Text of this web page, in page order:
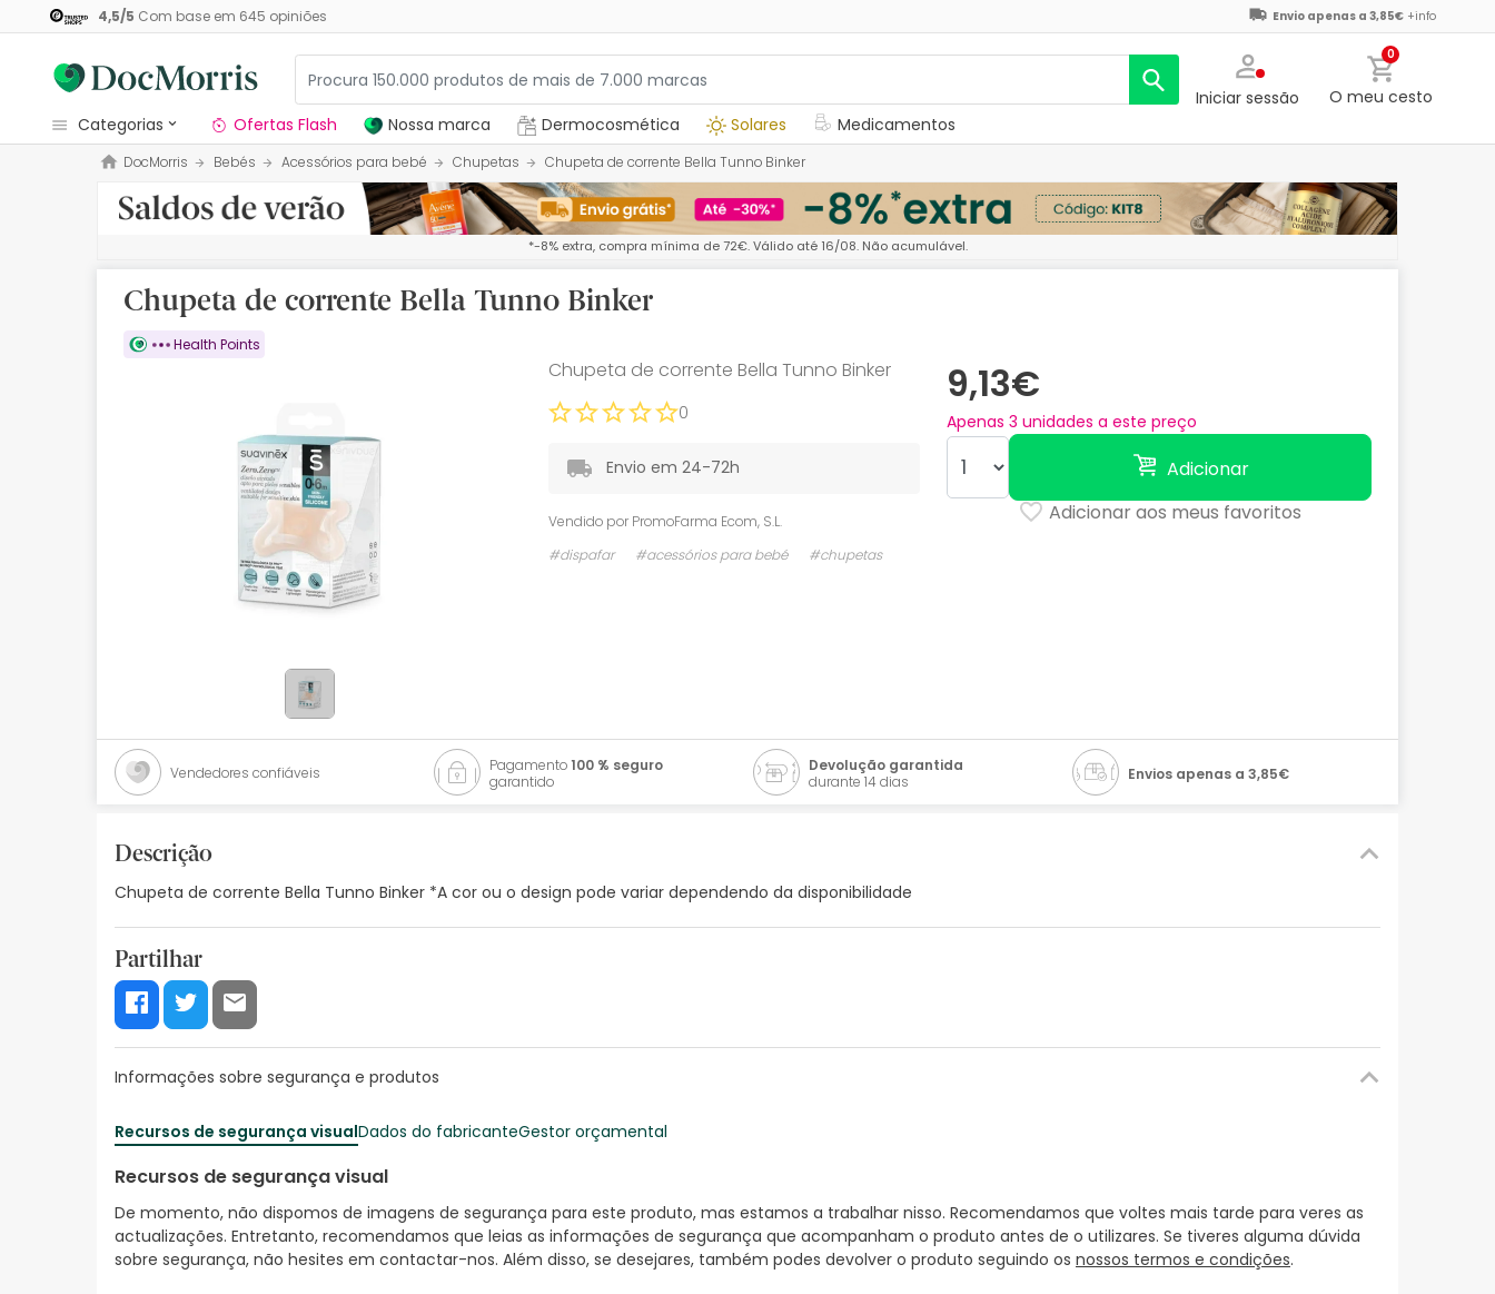
4,5/5 Com base em 645 opiniões Envio apenas a 3,85€ +info
Iniciar sessão
0
O meu cesto
categorias
Dermocosmetica
Nossa marca
Medicamentos
Cosmética
Promoções
Mais vendidos
Health points
Ofertas Flash Nossa marca Dermocosmética Solares Medicamentos
DocMorris Bebés Acessórios para bebé Chupetas Chupeta de corrente Bella Tunno Binker
*-8% extra, compra mínima de 72€. Válido até 16/08. Não acumulável.
Chupeta de corrente Bella Tunno Binker
Health Points
9,13€
Apenas 3 unidades a este preço
Adicionar
Adicionar aos meus favoritos
Chupeta de corrente Bella Tunno Binker
0
Envio em 24-72h
Vendido por PromoFarma Ecom, S.L.
#dispafar
#acessórios para bebé #chupetas
Vendedores confiáveis Pagamento100 % seguro
garantido
Devolução garantida
durante 14 dias
Envios apenas a 3,85€
Descrição
Chupeta de corrente Bella Tunno Binker *A cor ou o design pode variar dependendo da disponibilidade
Partilhar
Informações sobre segurança e produtos
Recursos de segurança visualDados do fabricanteGestor orçamental
Recursos de segurança visual
De momento, não dispomos de imagens de segurança para este produto, mas estamos a trabalhar nisso. Recomendamos que voltes mais tarde para veres as
actualizações. Entretanto, recomendamos que leias as informações de segurança que acompanham o produto antes de o utilizares. Se tiveres alguma dúvida
sobre segurança, não hesites em contactar-nos. Além disso, se desejares, também podes devolver o produto seguindo os nossos termos e condições.